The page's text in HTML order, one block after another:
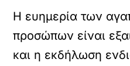
Η ευημερία των
προσώπων είναι
και η εκδήλωση